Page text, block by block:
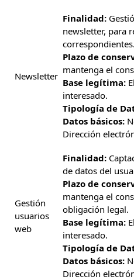
Newsletter
Finalidad:
newsletter, para
correspondientes.
Plazo de
mantenga el
Base legítima:
interesado.
Tipología de
Datos básicos:
Dirección
Gestión
usuarios
web
Finalidad:
de datos del
Plazo de
mantenga el
obligación legal.
Base legítima:
interesado.
Tipología de
Datos básicos:
Dirección